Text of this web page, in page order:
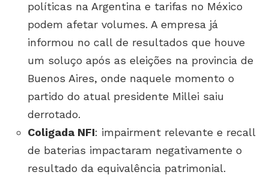
políticas na Argentina e tarifas no México
podem afetar volumes. A empresa já
informou no call de resultados que houve
um soluço após as eleições na provincia de
Buenos Aires, onde naquele momento o
partido do atual presidente Millei saiu
derrotado.
Coligada NFI: impairment relevante e recall
de baterias impactaram negativamente o
resultado da equivalência patrimonial.